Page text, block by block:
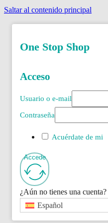
Saltar al contenido principal
One Stop Shop
Acceso
Usuario o e-mail
Contraseña
Acuérdate de mi
Accede
¿Aún no tienes una cuenta?
Español